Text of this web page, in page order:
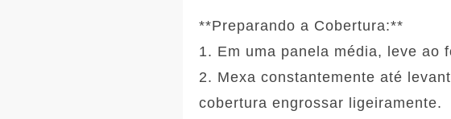
**Preparando a Cobertura:**
1. Em uma panela média, leve ao
2. Mexa constantemente até
cobertura engrossar ligeiramente.